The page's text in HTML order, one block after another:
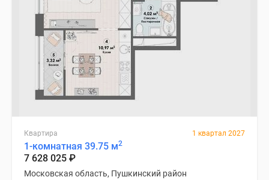
Квартира 1 квартал 2027
1-комнатная 39.75 м2
7 628 025 ₽
Московская область, Пушкинский район